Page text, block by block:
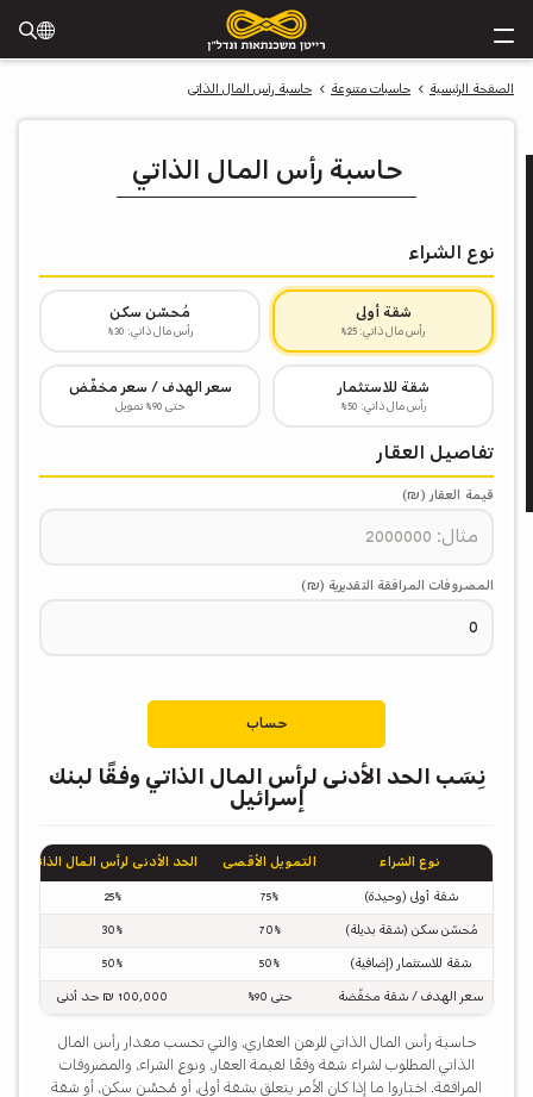
الصفحة الرئيسية حاسبات متنوعة حاسبة رأس المال الذاتي
حاسبة رأس المال الذاتي
نوع الشراء
شقة أولى
رأس مال ذاتي: 25%
مُحسّن سكن
رأس مال ذاتي: 30%
شقة للاستثمار
رأس مال ذاتي: 50%
سعر الهدف / سعر مخفّض
حتى 90% تمويل
تفاصيل العقار
قيمة العقار (₪)
المصروفات المرافقة التقديرية (₪)
حساب
نِسَب الحد الأدنى لرأس المال الذاتي وفقًا لبنك
إسرائيل
نوع الشراء التمويل الأقصى الحد الأدنى لرأس المال الذاتي
شقة أولى (وحيدة) 75%
25%
مُحسّن سكن (شقة بديلة) 70%
30%
شقة للاستثمار (إضافية) 50%
50%
سعر الهدف / شقة مخفّضة حتى 90% 100,000 ₪ حد أدنى
حاسبة رأس المال الذاتي للرهن العقاري، والتي تحسب مقدار رأس المال
الذاتي المطلوب لشراء شقة وفقًا لقيمة العقار، ونوع الشراء، والمصروفات
المرافقة. اختاروا ما إذا كان الأمر يتعلق بشقة أولى، أو مُحسِّن سكن، أو شقة